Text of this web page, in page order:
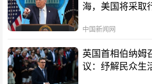
海，美国将采取
中国新闻网
英国首相伯纳姆
议：纾解民众生